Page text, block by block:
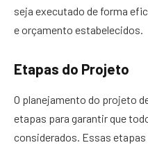
seja executado de forma
e orçamento estabelecidos.
Etapas do Projeto
O planejamento do projeto
etapas para garantir que
considerados. Essas etapas